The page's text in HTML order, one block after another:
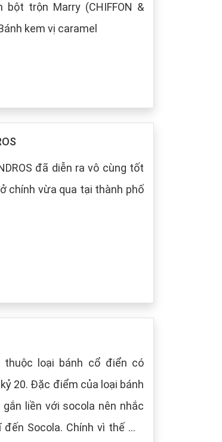
trộn Marry (CHIFFON &
kem vị caramel
đã diễn ra vô cùng tốt
chính vừa qua tại thành phố
thuộc loại bánh cổ điển có
20. Đặc điểm của loại bánh
liền với socola nên nhắc
Socola. Chính vì thế mà